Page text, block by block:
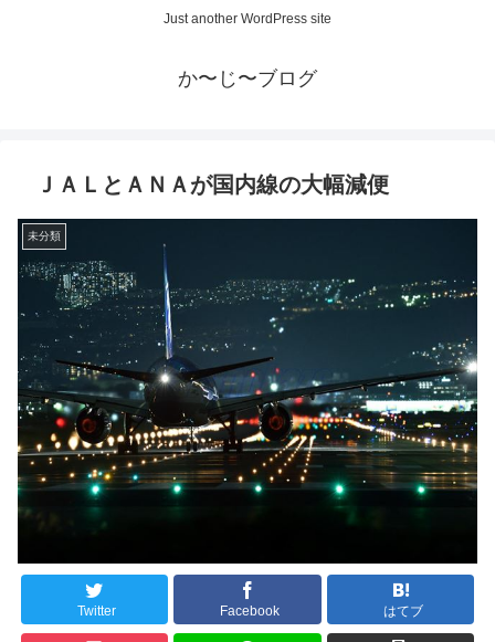
Just another WordPress site
か〜じ〜ブログ
ＪＡＬとＡＮＡが国内線の大幅減便
未分類
Twitter Facebook はてブ